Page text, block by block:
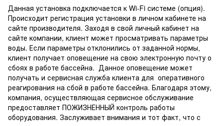
Данная установка подключается к Wi-Fi системе (опция).
Происходит регистрация установки в личном кабинете на
сайте производителя. Заходя в свой личный кабинет на
сайте компании, клиент может просматривать параметры
воды. Если параметры отклонились от заданной нормы,
клиент получает оповещение на свою электронную почту о
сбоях в работе бассейна. Данное оповещение может
получать и сервисная служба клиента для оперативного
реагирования на сбой в работе бассейна. Благодаря этому,
компания, осуществляющая сервисное обслуживание
предоставляет ПОЖИЗНЕННЫЙ контроль работы
оборудования. Заслуживает внимания и тот факт, что с